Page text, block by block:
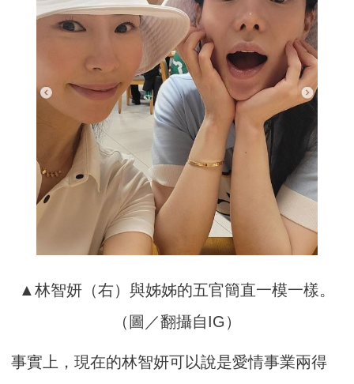
▲林智妍（右）與姊姊的五官簡直一模一樣。
（圖／翻攝自IG）
事實上，現在的林智妍可以說是愛情事業兩得